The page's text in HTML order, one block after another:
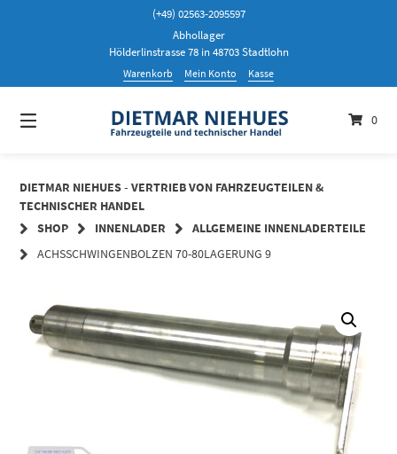
(+49) 02563-2095597
Abhollager
Hölderlinstrasse 78 in 48703 Stadtlohn
Warenkorb Mein Konto Kasse
0
DIETMAR NIEHUES - VERTRIEB VON FAHRZEUGTEILEN &
TECHNISCHER HANDEL
SHOP
INNENLADER
ALLGEMEINE INNENLADERTEILE
ACHSSCHWINGENBOLZEN 70-80LAGERUNG 9